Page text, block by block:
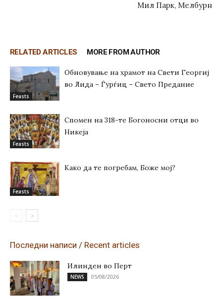
Мил Парк, Мелбурн
RELATED ARTICLES MORE FROM AUTHOR
Feasts
Обновување на храмот на Свети Георгиј
во Лида – Ѓурѓиц – Свето Предание
Feasts
Спомен на 318-те Богоносни отци во
Никеја
Feasts
Како да те погребам, Боже мој?
Последни написи / Recent articles
Илинден во Перт
NEWS 05/08/2026